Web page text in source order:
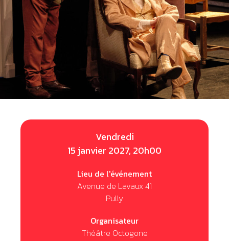
Vendredi
15 janvier 2027, 20h00
Lieu de l'événement
Avenue de Lavaux 41
Pully
Organisateur
Théâtre Octogone